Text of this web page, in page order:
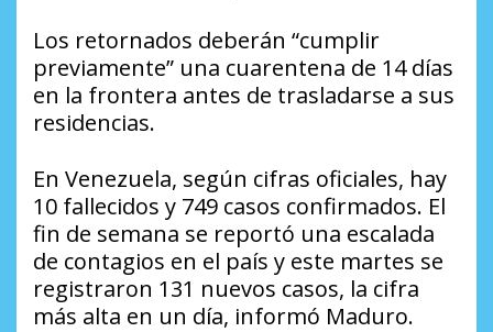
Los retornados deberán “cumplir
previamente” una cuarentena de 14 días
en la frontera antes de trasladarse a sus
residencias.
En Venezuela, según cifras oficiales, hay
10 fallecidos y 749 casos confirmados. El
fin de semana se reportó una escalada
de contagios en el país y este martes se
registraron 131 nuevos casos, la cifra
más alta en un día, informó Maduro.